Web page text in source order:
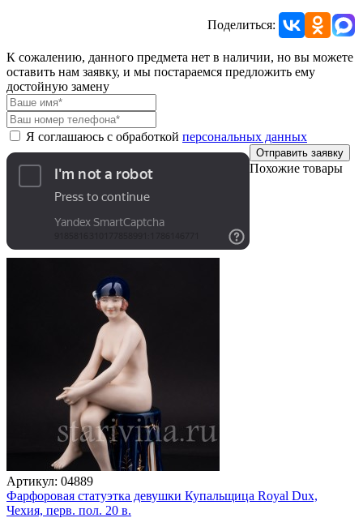
Поделиться:
К сожалению, данного предмета нет в наличии, но вы можете
оставить нам заявку, и мы постараемся предложить ему
достойную замену
Я соглашаюсь с обработкой персональных данных
Отправить заявку
Похожие товары
Артикул: 04889
Фарфоровая статуэтка девушки Купальщица Royal Dux,
Чехия, перв. пол. 20 в.